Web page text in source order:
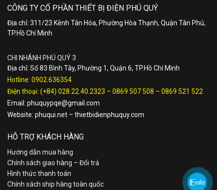
CÔNG TY CỔ PHẦN THIẾT BỊ ĐIỆN PHÚ QUÝ
Địa chỉ: 311/23 Kênh Tân Hóa, Phường Hòa Thạnh, Quận Tân Phú,
TP.Hồ Chí Minh
CHI NHÁNH PHÚ QUÝ 3
Địa chỉ: Số 83 Bình Tây, Phường 1, Quận 6, TP.Hồ Chí Minh
Hotline: 0902.636354
Điện thoại: (+84) 028.22.40.2323 – 0869 507 508 – 0869 521 522
Email: phuquypqe@gmail.com
Website: phuqui.net – thietbidienphuquy.com
HỖ TRỢ KHÁCH HÀNG
Hướng dẫn mua hàng
Chính sách giao hàng – Đổi trả
Hình thức thanh toán
Chính sách ship hàng toàn quốc